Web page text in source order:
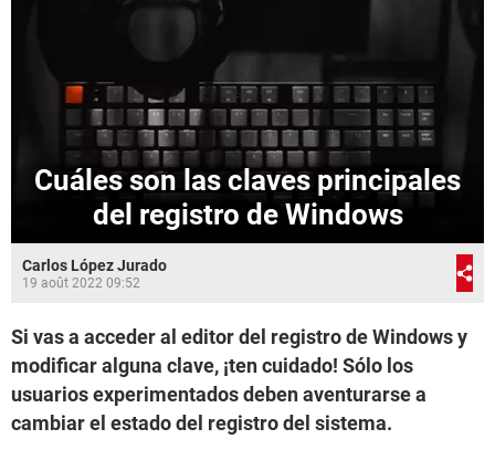
Cuáles son las claves principales
del registro de Windows
Carlos López Jurado
19 août 2022 09:52
Si vas a acceder al editor del registro de Windows y
modificar alguna clave, ¡ten cuidado! Sólo los
usuarios experimentados deben aventurarse a
cambiar el estado del registro del sistema.